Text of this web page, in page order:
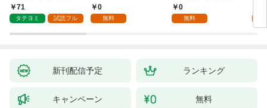
ていただきます！
71
タテヨミ 試読フル
0
無料
抱かれて困ってます 第
1話
0
無料
新刊配信予定 ランキング
キャンペーン 無料